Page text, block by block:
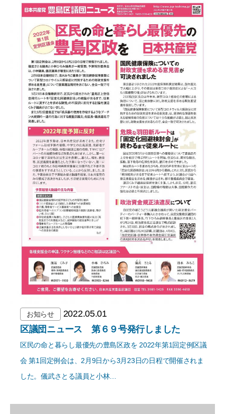
お知らせ
2022.05.01
区議団ニュース 第６９号発行しました
区民の命と暮らし最優先の豊島区政を 2022年第1回定例区議
会 第1回定例会は、2月9日から3月23日の日程で開催されま
した。儀武さとる議員と小林…